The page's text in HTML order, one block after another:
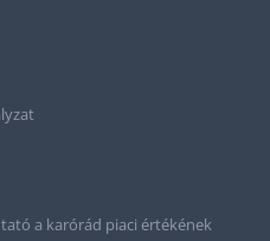
a karórád piaci értékének